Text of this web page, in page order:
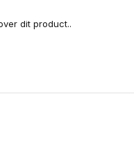
dit product..